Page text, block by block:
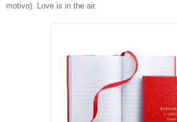
motivo). Love is in the air.